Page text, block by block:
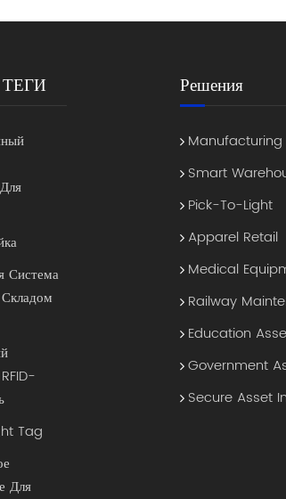
Система
Tag
Для
Решения
Smart
Pick-To-Light
Apparel Retail
Medical
Railway
Education
Government
Secure Asset